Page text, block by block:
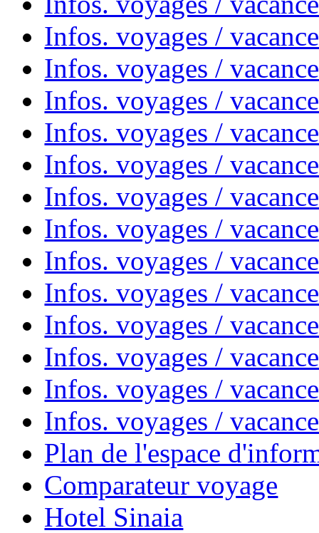
Infos. voyages /
Infos. voyages /
Infos. voyages /
Infos. voyages /
Infos. voyages /
Infos. voyages /
Infos. voyages /
Infos. voyages /
Infos. voyages /
Infos. voyages /
Infos. voyages /
Infos. voyages /
Infos. voyages /
Plan de l'espace
Comparateur voyage
Hotel Sinaia